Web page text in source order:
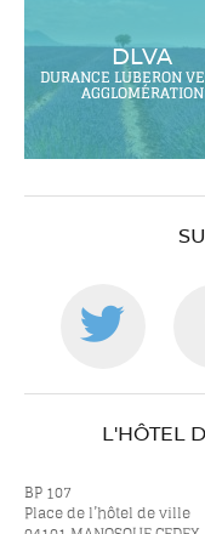
DLVA
DURANCE LUBERON
AGGLOMÉRATION
sur
L'HÔTEL
BP 107
Place de l’hôtel de ville